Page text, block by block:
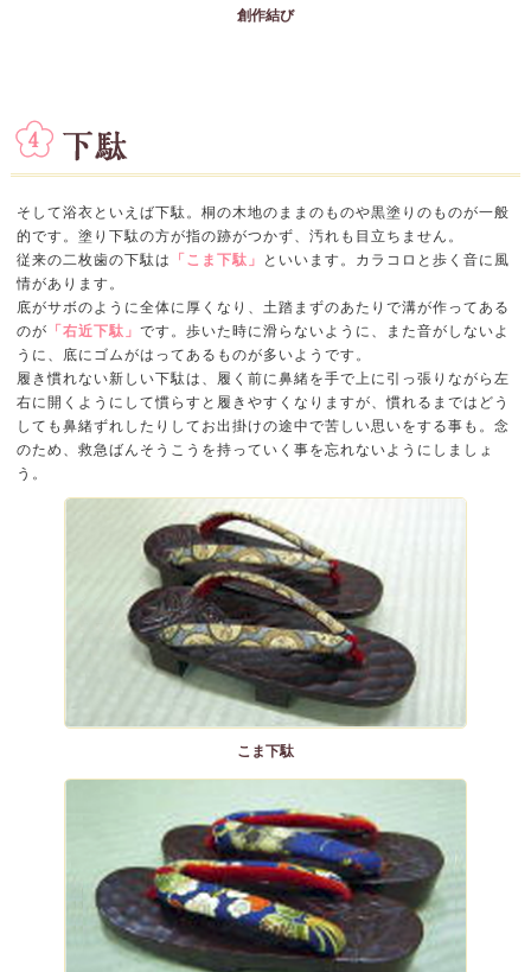
創作結び
そして浴衣といえば下駄。桐の木地のままのものや黒塗りのものが一般
的です。塗り下駄の方が指の跡がつかず、汚れも目立ちません。
従来の二枚歯の下駄は
「こま下駄」
といいます。カラコロと歩く音に風
情があります。
底がサボのように全体に厚くなり、土踏まずのあたりで溝が作ってある
のが 「右近下駄」 です。歩いた時に滑らないように、また音がしないよ
うに、底にゴムがはってあるものが多いようです。
履き慣れない新しい下駄は、履く前に鼻緒を手で上に引っ張りながら左
右に開くようにして慣らすと履きやすくなりますが、慣れるまではどう
しても鼻緒ずれしたりしてお出掛けの途中で苦しい思いをする事も。念
のため、救急ばんそうこうを持っていく事を忘れないようにしましょ
う。
こま下駄